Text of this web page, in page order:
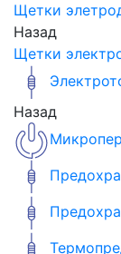
Щетки
Назад
Щетки
Назад